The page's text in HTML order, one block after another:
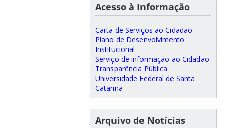
Acesso à Informação
Carta de Serviços ao Cidadão
Plano de Desenvolvimento
Institucional
Serviço de informação ao Cidadão
Transparência Pública
Universidade Federal de Santa
Catarina
Arquivo de Notícias